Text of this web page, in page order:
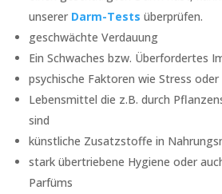
unserer Darm-Tests überprüfen.
geschwächte Verdauung
Ein Schwaches bzw. Überfordertes
psychische Faktoren wie Stress
Lebensmittel die z.B. durch
sind
künstliche Zusatzstoffe in
stark übertriebene Hygiene oder
Parfüms